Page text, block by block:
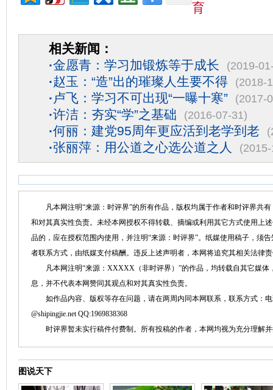
育
相关新闻：
·金愿青：学习加锻炼等于成长 (2019-
·赵玉：“造”出的璀璨人生要不得 (2018-
·卢飞：学习不可出现“一曝十寒” (2017-
·许洁：夯实“学”之基础 (2016-07-31)
·何丽：建党95周年更应活到老学到老
·张丽萍：用公道之心选公道之人
凡本网注明“来源：时评界”的所有作品，版权均属于作者和时评界共有
和对其真实性负责。未经本网授权不得转载、摘编或利用其它方式使用上
品的，应在授权范围内使用，并注明“来源：时评界”。纸媒使用稿子，须
者联系方式，由纸媒支付稿酬。违反上述声明者，本网将追究其相关法律
凡本网注明“来源：XXXXX（非时评界）”的作品，均转载自其它媒体
息，并不代表本网赞同其观点和对其真实性负责。
如作品内容、版权等存在问题，请在两周内同本网联系，联系方式：电
@shipingjie.net QQ:1969838368
时评界暂未实行稿件付费制。所有投稿的作者，本网均视为充分理解并
图说天下